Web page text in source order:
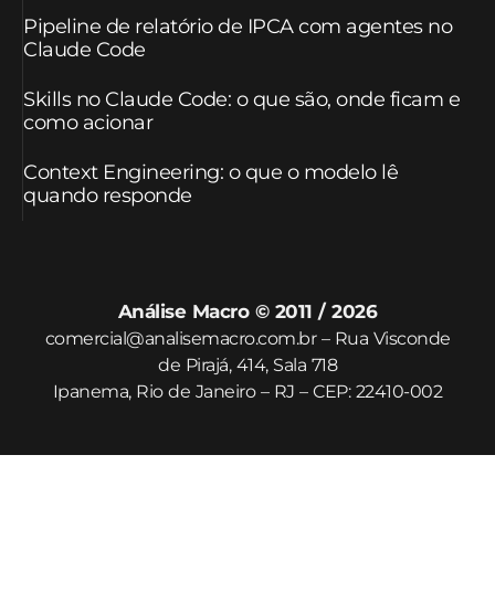
Pipeline de relatório de IPCA com agentes no
Claude Code
Skills no Claude Code: o que são, onde ficam e
como acionar
Context Engineering: o que o modelo lê
quando responde
Análise Macro © 2011 / 2026
comercial@analisemacro.com.br – Rua Visconde
de Pirajá, 414, Sala 718
Ipanema, Rio de Janeiro – RJ – CEP: 22410-002